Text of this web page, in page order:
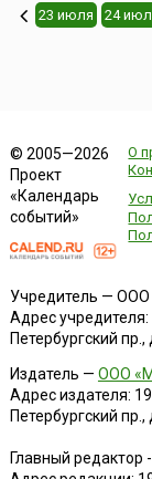
23 июля 24
© 2005—2026
Проект
«Календарь
событий»
О
Учредитель — ООО
Адрес учредителя:
Петербургский
Издатель — ООО
Адрес издателя:
Петербургский
Главный редактор